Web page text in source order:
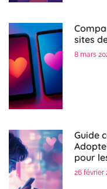
sites
8 mars
Guide
pour
26 février